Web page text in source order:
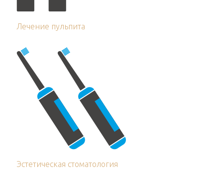
Лечение пульпита
Эстетическая стоматология